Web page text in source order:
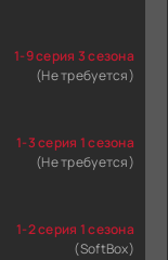
1-9 серия 3 сезона
(Не требуется)
1-3 серия 1 сезона
(Не требуется)
1-2 серия 1 сезона
(SoftBox)